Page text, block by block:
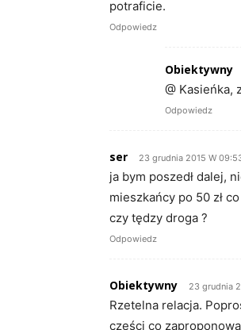
potraficie.
Odpowiedz
Obiektywny
@ Kasieńka,
Odpowiedz
ser 23 grudnia 2015 W
ja bym poszedł dalej,
mieszkańcy po 50 zł
czy tędzy droga ?
Odpowiedz
Obiektywny 23 grudnia
Rzetelna relacja.
części co